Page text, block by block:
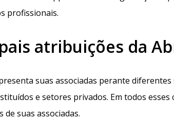
profissionais.
atribuições da
suas associadas perante
e setores privados. Em todos
de suas associadas.